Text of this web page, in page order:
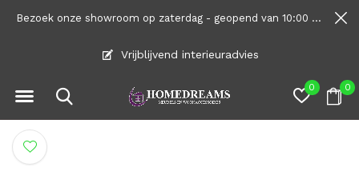
0 0
Vrijblijvend interieuradvies
Bezoek onze showroom op zaterdag - geopend van 10:00 tot 1600